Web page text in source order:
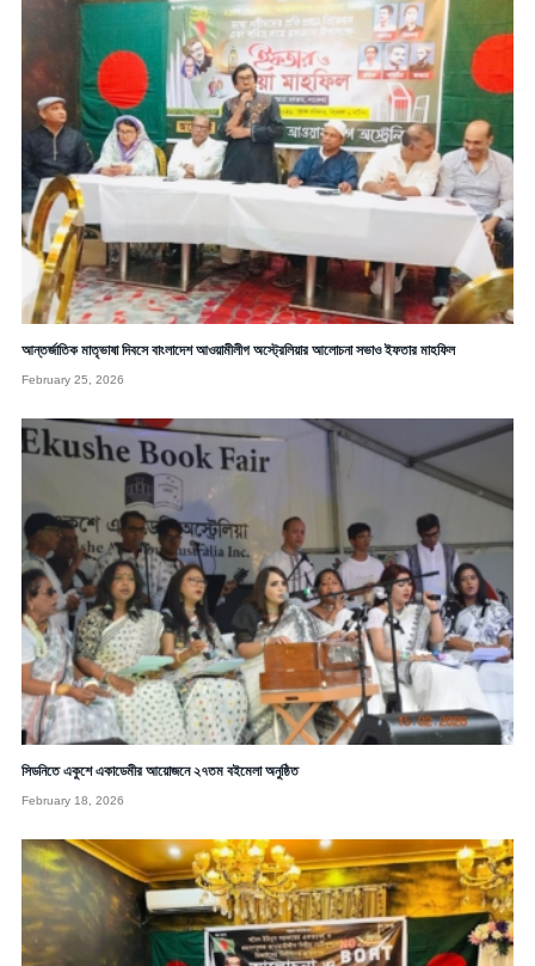
আন্তর্জাতিক মাতৃভাষা দিবসে বাংলাদেশ আওয়ামীলীগ অস্ট্রেলিয়ার আলোচনা সভাও ইফতার মাহফিল
February 25, 2026
সিডনিতে একুশে একাডেমীর আয়োজনে ২৭তম বইমেলা অনুষ্ঠিত
February 18, 2026